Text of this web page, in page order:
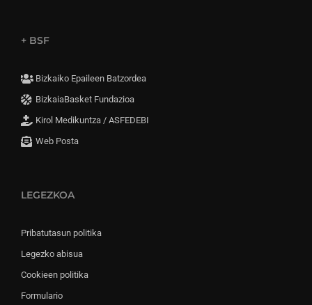
+ BSF
Bizkaiko Epaileen Batzordea
BizkaiaBasket Fundazioa
Kirol Medikuntza / ASFEDEBI
Web Posta
LEGEZKOA
Pribatutasun politika
Legezko abisua
Cookieen politika
Formulario